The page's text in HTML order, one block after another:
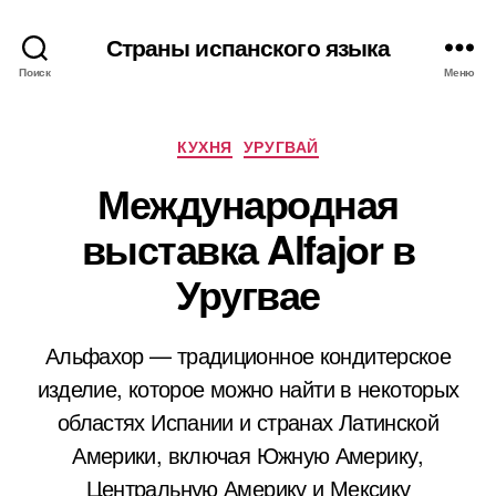
Поиск
Страны испанского языка
Меню
Р
у
б
р
и
к
и
КУХНЯ УРУГВАЙ
Международная
выставка Alfajor в
Уругвае
Альфахор — традиционное кондитерское
изделие, которое можно найти в некоторых
областях Испании и странах Латинской
Америки, включая Южную Америку,
Центральную Америку и Мексику